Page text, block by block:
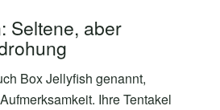
Seltene, aber
Box Jellyfish genannt,
Ihre Tentakel